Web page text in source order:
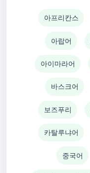
아프리칸스
아랍어
아이마라어
바스크어
보즈푸리
카탈루냐어
중국어